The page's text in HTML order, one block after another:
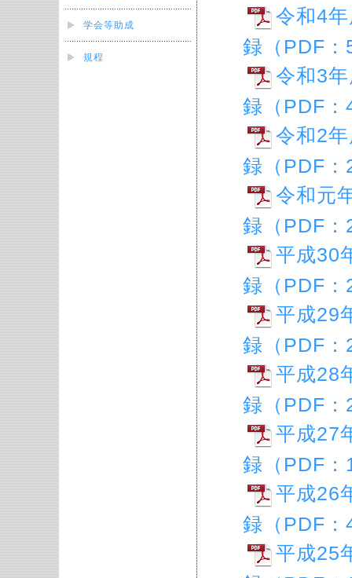
学会等助成
規程
令和4
録（PDF
令和3
録（PDF
令和2
録（PDF
令和元
録（PDF
平成30
録（PDF
平成29
録（PDF
平成28
録（PDF
平成27
録（PDF
平成26
録（PDF
平成25